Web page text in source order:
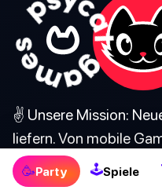
🥳Party 🕹Spiele
✌️ Unsere Mission:
liefern. Von mobile
bis hin zu Party- und